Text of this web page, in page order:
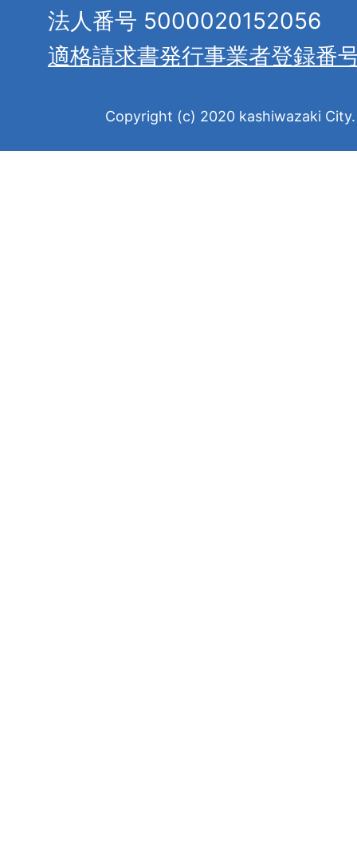
法人番号 5000020152056
適格請求書発行事業者登録番
Copyright (c) 2020 kashiwazaki